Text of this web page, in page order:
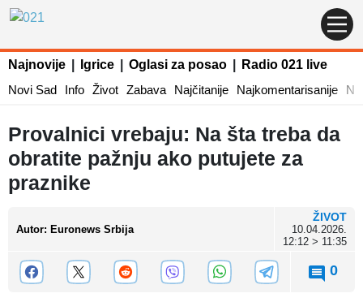
Najnovije Igrice Oglasi za posao
Radio 021 live
Novi Sad
Info Život Zabava Najčitanije Najkomentarisanije
Provalnici vrebaju: Na šta treba da
obratite pažnju ako putujete za
praznike
Autor: Euronews Srbija
ŽIVOT
10.04.2026.
12:12 > 11:35
0